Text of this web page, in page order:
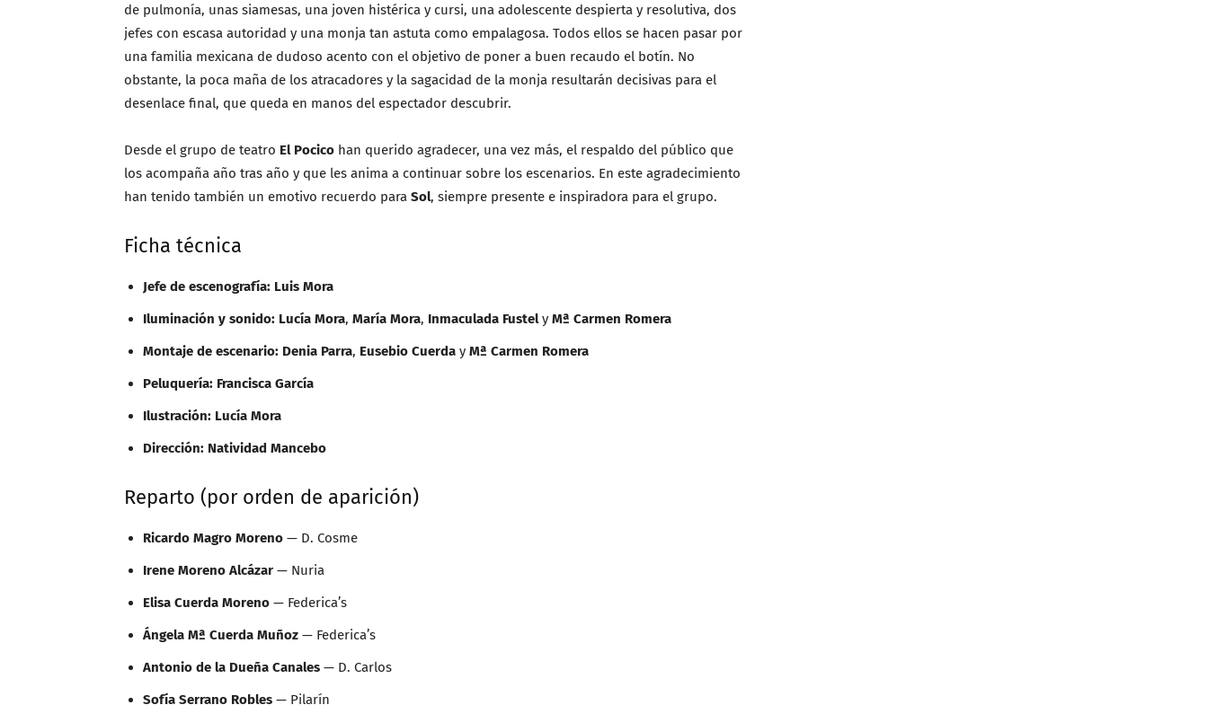
de pulmonía, unas siamesas, una joven histérica y cursi, una adolescente despierta y resolutiva, dos
jefes con escasa autoridad y una monja tan astuta como empalagosa. Todos ellos se hacen pasar por
una familia mexicana de dudoso acento con el objetivo de poner a buen recaudo el botín. No
obstante, la poca maña de los atracadores y la sagacidad de la monja resultarán decisivas para el
desenlace final, que queda en manos del espectador descubrir.
Desde el grupo de teatro El Pocico han querido agradecer, una vez más, el respaldo del público que
los acompaña año tras año y que les anima a continuar sobre los escenarios. En este agradecimiento
han tenido también un emotivo recuerdo para Sol, siempre presente e inspiradora para el grupo.
Ficha técnica
Jefe de escenografía: Luis Mora
Iluminación y sonido: Lucía Mora, María Mora, Inmaculada Fustely Mª Carmen Romera
Montaje de escenario: Denia Parra, Eusebio Cuerda y Mª Carmen Romera
Peluquería: Francisca García
Ilustración: Lucía Mora
Dirección: Natividad Mancebo
Reparto (por orden de aparición)
Ricardo Magro Moreno — D. Cosme
Irene Moreno Alcázar — Nuria
Elisa Cuerda Moreno — Federica’s
Ángela Mª Cuerda Muñoz — Federica’s
Antonio de la Dueña Canales — D. Carlos
Sofía Serrano Robles — Pilarín